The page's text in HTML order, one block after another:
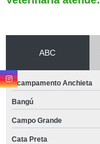
ABC
Acampamento Anchieta
Bangú
Campo Grande
Cata Preta